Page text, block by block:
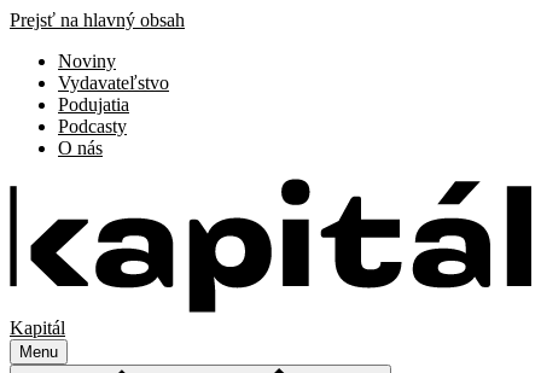
Prejsť na hlavný obsah
Noviny
Vydavateľstvo
Podujatia
Podcasty
O nás
Kapitál
Menu